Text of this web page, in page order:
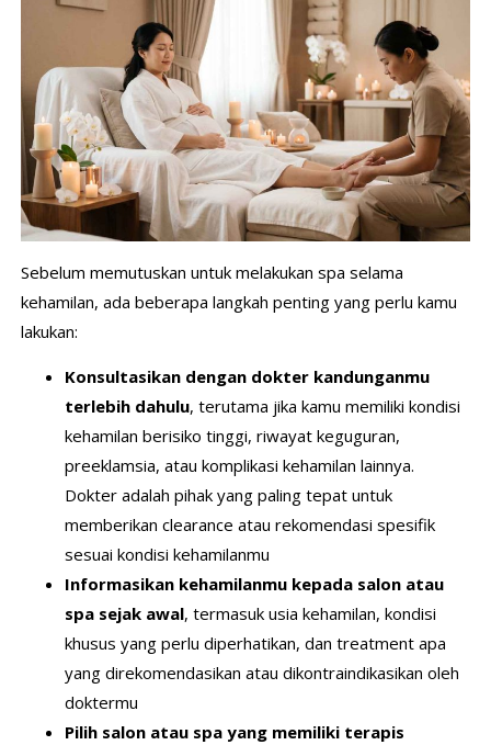
Sebelum memutuskan untuk melakukan spa selama
kehamilan, ada beberapa langkah penting yang perlu kamu
lakukan:
Konsultasikan dengan dokter kandunganmu
terlebih dahulu, terutama jika kamu memiliki kondisi
kehamilan berisiko tinggi, riwayat keguguran,
preeklamsia, atau komplikasi kehamilan lainnya.
Dokter adalah pihak yang paling tepat untuk
memberikan clearance atau rekomendasi spesifik
sesuai kondisi kehamilanmu
Informasikan kehamilanmu kepada salon atau
spa sejak awal, termasuk usia kehamilan, kondisi
khusus yang perlu diperhatikan, dan treatment apa
yang direkomendasikan atau dikontraindikasikan oleh
doktermu
Pilih salon atau spa yang memiliki terapis